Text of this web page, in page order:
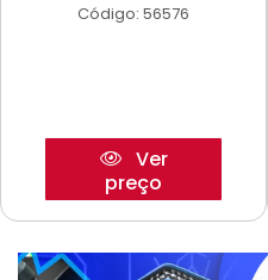
Código: 56576
Ver
preço